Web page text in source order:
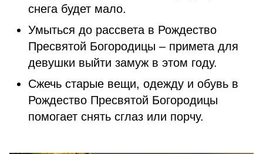
снега будет мало.
Умыться до рассвета в Рождество
Пресвятой Богородицы – примета для
девушки выйти замуж в этом году.
Сжечь старые вещи, одежду и обувь в
Рождество Пресвятой Богородицы
помогает снять сглаз или порчу.